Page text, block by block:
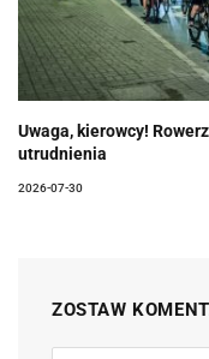
Uwaga, kierowcy!
utrudnienia
2026-07-30
ZOSTAW